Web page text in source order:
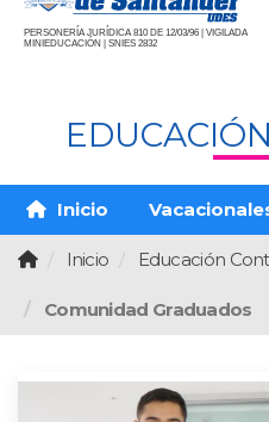
PERSONERÍA JURÍDICA 810 DE 12/03/96 | VIGILADA
MINIEDUCACIÓN | SNIES 2832
EDUCACIÓN
Inicio
Inicio Educación
Comunidad Graduados